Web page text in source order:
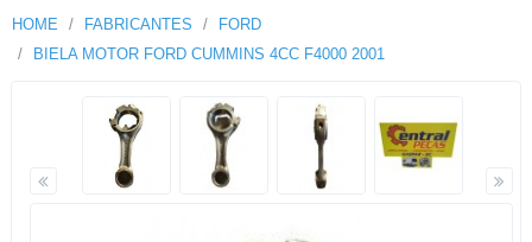
HOME FABRICANTES
FORD
BIELA MOTOR FORD CUMMINS 4CC F4000 2001